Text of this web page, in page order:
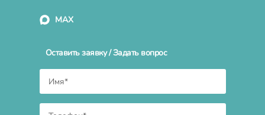
MAX
Оставить заявку / Задать вопрос